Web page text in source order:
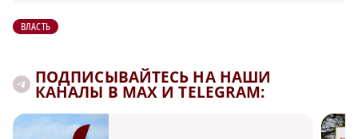
ВЛАСТЬ
ПОДПИСЫВАЙТЕСЬ НА НАШИ
КАНАЛЫ В MAX И TELEGRAM: